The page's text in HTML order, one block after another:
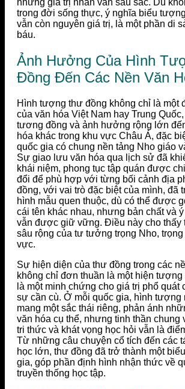
những giá trị nhân văn sâu sắc. Dù
trong đời sống thực, ý nghĩa biểu
vẫn còn nguyên giá trị, là một phần di
báu.
Ảnh Hưởng Của Hình
Đồng Đến Các Nền Văn
Hình tượng thư đồng không chỉ là một
của văn hóa Việt Nam hay Trung
tương đồng và ảnh hưởng rộng lớn
hóa khác trong khu vực Châu Á, đặc
quốc gia có chung nền tảng Nho giáo
Sự giao lưu văn hóa qua lịch sử đã
khái niệm, phong tục tập quán được
đổi để phù hợp với từng bối cảnh địa
đồng, với vai trò đặc biệt của mình, đã
hình mẫu quen thuộc, dù có thể được
cái tên khác nhau, nhưng bản chất và
vẫn được giữ vững. Điều này cho thấy
sâu rộng của tư tưởng trọng Nho, trọng
vực.
Sự hiện diện của thư đồng trong các
không chỉ đơn thuần là một hiện tượng
là một minh chứng cho giá trị phổ quát
sự cần cù. Ở mỗi quốc gia, hình tượng
mang một sắc thái riêng, phản ánh
văn hóa cụ thể, nhưng tinh thần chung
tri thức và khát vọng học hỏi vẫn là
Từ những câu chuyện cổ tích đến các
học lớn, thư đồng đã trở thành một
gia, góp phần định hình nhận thức về
truyền thống học tập.